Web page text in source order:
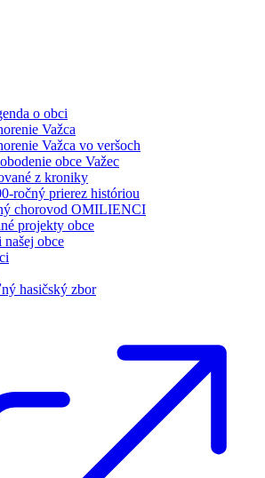
o obci
Važca
Važca vo veršoch
obce Važec
z kroniky
ročný prierez históriou
chorovod OMILIENCI
projekty obce
našej obce
hasičský zbor